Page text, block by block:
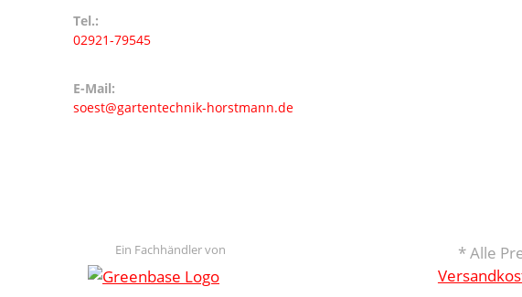
Tel.:
02921-79545
E-Mail:
soest@gartentechnik-horstmann.de
Ein Fachhändler von
* Alle